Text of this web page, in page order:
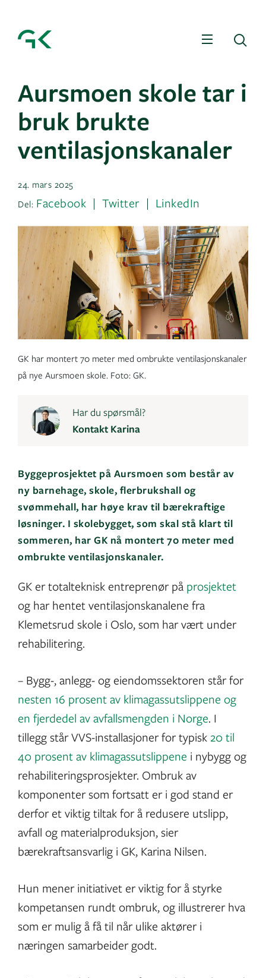
Meny
Aursmoen skole tar i
bruk brukte
ventilasjonskanaler
24. mars 2025
Del: Facebook Twitter LinkedIn
GK har montert 70 meter med ombrukte ventilasjonskanaler
på nye Aursmoen skole. Foto: GK.
Har du spørsmål?
Kontakt Karina
Byggeprosjektet på Aursmoen som består av
ny barnehage, skole, flerbrukshall og
svømmehall, har høye krav til bærekraftige
løsninger. I skolebygget, som skal stå klart til
sommeren, har GK nå montert 70 meter med
ombrukte ventilasjonskanaler.
GK er totalteknisk entreprenør på prosjektet
og har hentet ventilasjonskanalene fra
Klemetsrud skole i Oslo, som har vært under
rehabilitering.
– Bygg-, anlegg- og eiendomssektoren står for
nesten 16 prosent av klimagassutslippene og
en fjerdedel av avfallsmengden i Norge. I
tillegg står VVS-installasjoner for typisk 20 til
40 prosent av klimagassutslippene i nybygg og
rehabiliteringsprosjekter. Ombruk av
komponenter som fortsatt er i god stand er
derfor et viktig tiltak for å redusere utslipp,
avfall og materialproduksjon, sier
bærekraftsansvarlig i GK, Karina Nilsen.
Hun mener initiativet er viktig for å styrke
kompetansen rundt ombruk, og illustrerer hva
som er mulig å få til når ulike aktører i
næringen samarbeider godt.